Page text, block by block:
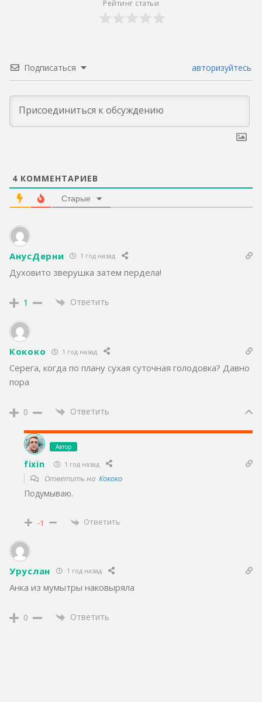
Рейтинг статьи
Подписаться авторизуйтесь
4 КОММЕНТАРИЕВ
Старые
АнусДерни 1 год назад
Духовито зверушка затем пердела!
1 Ответить
Кококо 1 год назад
Серега, когда по плану сухая суточная голодовка? Давно
пора
0 Ответить
Автор
fixin 1 год назад
Ответить на Кококо
Подумываю.
-1 Ответить
Уруслан 1 год назад
Анка из мумытры наковыряла
0 Ответить